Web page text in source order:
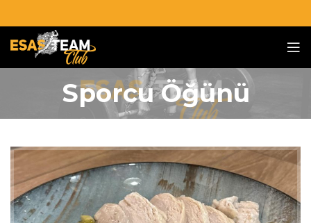
Sporcu Öğünü